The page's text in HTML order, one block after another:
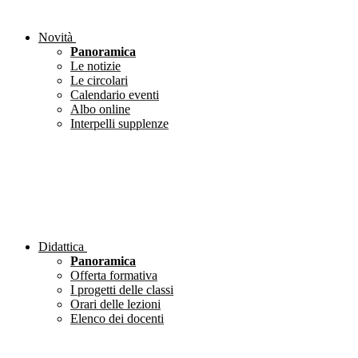
Novità
Panoramica
Le notizie
Le circolari
Calendario eventi
Albo online
Interpelli supplenze
Didattica
Panoramica
Offerta formativa
I progetti delle classi
Orari delle lezioni
Elenco dei docenti